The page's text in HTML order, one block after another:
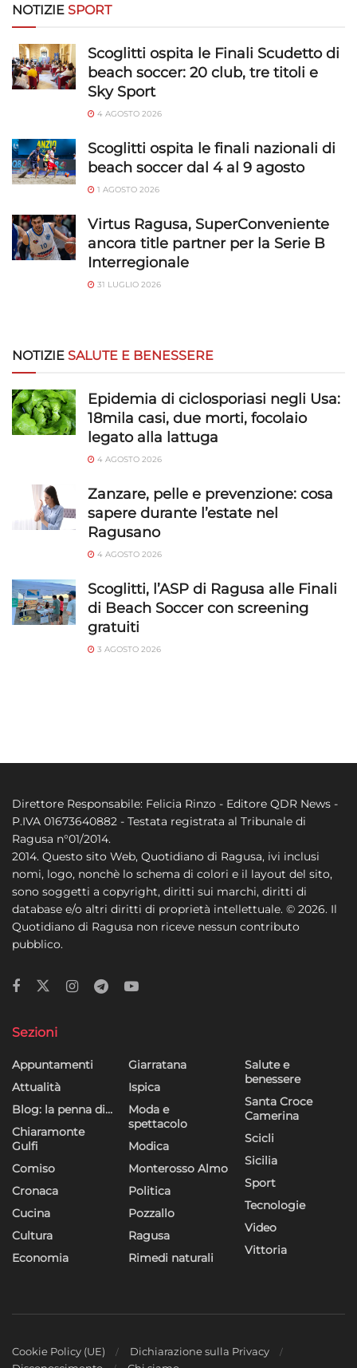
NOTIZIE SPORT
Scoglitti ospita le Finali Scudetto di
beach soccer: 20 club, tre titoli e
Sky Sport
4 AGOSTO 2026
Scoglitti ospita le finali nazionali di
beach soccer dal 4 al 9 agosto
1 AGOSTO 2026
Virtus Ragusa, SuperConveniente
ancora title partner per la Serie B
Interregionale
31 LUGLIO 2026
NOTIZIE SALUTE E BENESSERE
Epidemia di ciclosporiasi negli Usa:
18mila casi, due morti, focolaio
legato alla lattuga
4 AGOSTO 2026
Zanzare, pelle e prevenzione: cosa
sapere durante l’estate nel
Ragusano
4 AGOSTO 2026
Scoglitti, l’ASP di Ragusa alle Finali
di Beach Soccer con screening
gratuiti
3 AGOSTO 2026
Direttore Responsabile: Felicia Rinzo - Editore QDR News -
P.IVA 01673640882 - Testata registrata al Tribunale di
Ragusa n°01/2014.
2014. Questo sito Web, Quotidiano di Ragusa, ivi inclusi
nomi, logo, nonchè lo schema di colori e il layout del sito,
sono soggetti a copyright, diritti sui marchi, diritti di
database e/o altri diritti di proprietà intellettuale. © 2026. Il
Quotidiano di Ragusa non riceve nessun contributo
pubblico.
Sezioni
Appuntamenti
Attualità
Blog: la penna di…
Chiaramonte
Gulfi
Comiso
Cronaca
Cucina
Cultura
Economia
Giarratana
Ispica
Moda e
spettacolo
Modica
Monterosso Almo
Politica
Pozzallo
Ragusa
Rimedi naturali
Salute e
benessere
Santa Croce
Camerina
Scicli
Sicilia
Sport
Tecnologie
Video
Vittoria
Cookie Policy (UE)
Dichiarazione sulla Privacy